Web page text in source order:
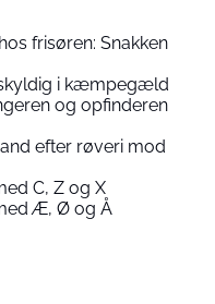
frisøren: Snakken
i kæmpegæld
og opfinderen
efter røveri mod
C, Z og X
Æ, Ø og Å